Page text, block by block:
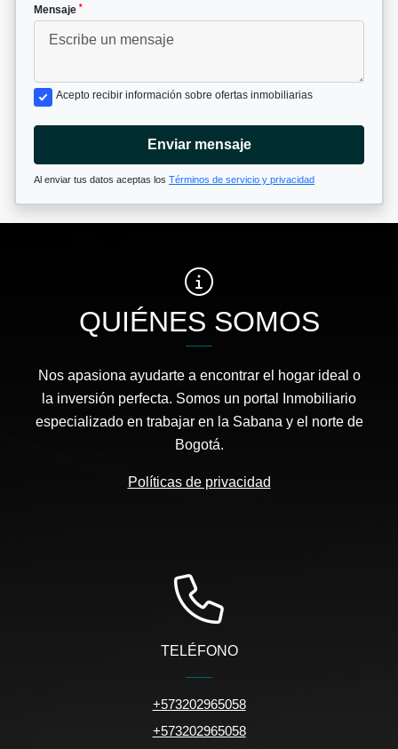
Mensaje *
Acepto recibir información sobre ofertas inmobiliarias
Enviar mensaje
Al enviar tus datos aceptas los Términos de servicio y privacidad
QUIÉNES SOMOS
Nos apasiona ayudarte a encontrar el hogar ideal o
la inversión perfecta. Somos un portal Inmobiliario
especializado en trabajar en la Sabana y el norte de
Bogotá.
Políticas de privacidad
TELÉFONO
+573202965058
+573202965058